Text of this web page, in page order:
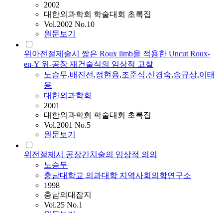
2002
대한외과학회 학술대회 초록집
Vol.2002 No.10
원문보기
위아전절제술시 짧은 Roux limb을 적용한 Uncut Roux-
en-Y 위-공장 재건술식의 임상적 고찰
노승무,배진선,정현용,조준식,신경숙,송규상,이태
용
대한외과학회
2001
대한외과학회 학술대회 초록집
Vol.2001 No.5
원문보기
위전절제시 공장간치술의 임상적 의의
노승무
충남대학교 의과대학 지역사회의학연구소
1998
충남의대잡지
Vol.25 No.1